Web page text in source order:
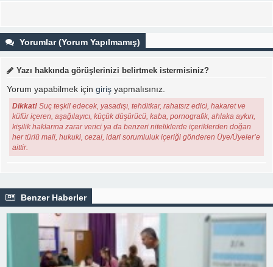
Yorumlar (Yorum Yapılmamış)
Yazı hakkında görüşlerinizi belirtmek istermisiniz?
Yorum yapabilmek için giriş yapmalısınız.
Dikkat! Suç teşkil edecek, yasadışı, tehditkar, rahatsız edici, hakaret ve
küfür içeren, aşağılayıcı, küçük düşürücü, kaba, pornografik, ahlaka aykırı,
kişilik haklarına zarar verici ya da benzeri niteliklerde içeriklerden doğan
her türlü mali, hukuki, cezai, idari sorumluluk içeriği gönderen Üye/Üyeler’e
aittir.
Benzer Haberler